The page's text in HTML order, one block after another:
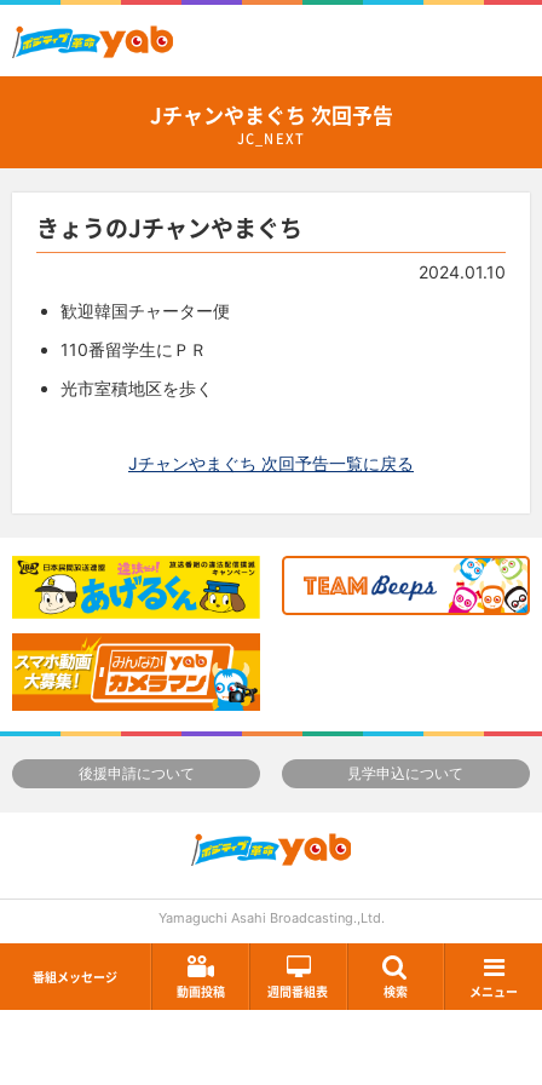
番組メッセージ
動画投稿
週間番組表 検索 メニュー
Jチャンやまぐち 次回予告
JC_NEXT
きょうのJチャンやまぐち
2024.01.10
歓迎韓国チャーター便
110番留学生にＰＲ
光市室積地区を歩く
Jチャンやまぐち 次回予告一覧に戻る
後援申請について 見学申込について
Yamaguchi Asahi Broadcasting.,Ltd.